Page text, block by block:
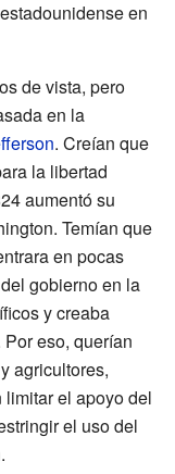
en
de vista, pero
en la
. Creían que
la libertad
aumentó su
Temían que
en pocas
gobierno en la
y creaba
eso, querían
agricultores,
el apoyo del
el uso del